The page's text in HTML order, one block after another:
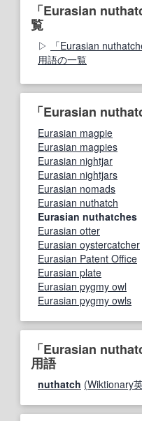
「Eurasian
覧
「Eurasian
用語の一覧
「Eurasian
Eurasian magpie
Eurasian magpies
Eurasian nightjar
Eurasian nightjars
Eurasian nomads
Eurasian nuthatch
Eurasian nuthatches
Eurasian otter
Eurasian oystercatcher
Eurasian Patent Office
Eurasian plate
Eurasian pygmy owl
Eurasian pygmy owls
「Eurasian
用語
nuthatch (Wiktionary